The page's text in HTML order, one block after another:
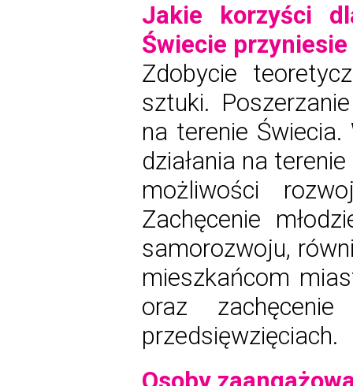
Jakie korzyści
Świecie
Zdobycie
sztuki.
na terenie
działania na
możliwości
Zachęcenie
samorozwoju,
mieszkańcom
oraz
przedsięwzięciach.